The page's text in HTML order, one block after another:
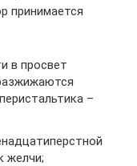
принимается
в просвет
–
желчи;